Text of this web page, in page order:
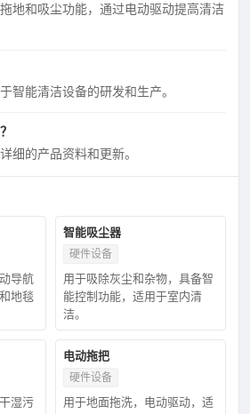
地和吸尘功能，通过电动驱动提高清洁
智能清洁设备的研发和生产。
细的产品资料和更新。
导航
地毯
智能吸尘器
硬件设备
用于吸除灰尘和杂物，具备智
能控制功能，适用于室内清
洁。
湿污
电动拖把
硬件设备
用于地面拖洗，电动驱动，适